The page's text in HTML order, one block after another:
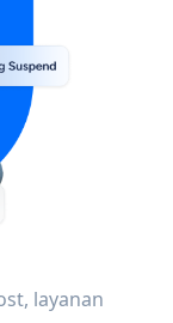
layanan